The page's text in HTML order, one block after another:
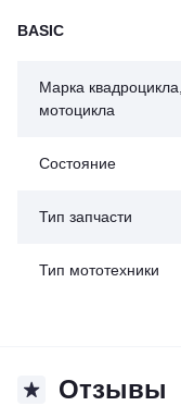
BASIC
Марка квадроцикла,
мотоцикла
Состояние
Тип запчасти
Тип мототехники
Отзывы